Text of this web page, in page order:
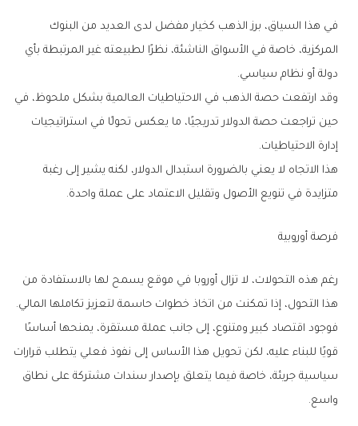
في هذا السياق، برز الذهب كخيار مفضل لدى العديد من البنوك
المركزية، خاصة في الأسواق الناشئة، نظرًا لطبيعته غير المرتبطة بأي
دولة أو نظام سياسي.
وقد ارتفعت حصة الذهب في الاحتياطيات العالمية بشكل ملحوظ، في
حين تراجعت حصة الدولار تدريجيًا، ما يعكس تحولًا في استراتيجيات
إدارة الاحتياطيات.
هذا الاتجاه لا يعني بالضرورة استبدال الدولار، لكنه يشير إلى رغبة
متزايدة في تنويع الأصول وتقليل الاعتماد على عملة واحدة.
فرصة أوروبية
رغم هذه التحولات، لا تزال أوروبا في موقع يسمح لها بالاستفادة من
هذا التحول، إذا تمكنت من اتخاذ خطوات حاسمة لتعزيز تكاملها المالي.
فوجود اقتصاد كبير ومتنوع، إلى جانب عملة مستقرة، يمنحها أساسًا
قويًا للبناء عليه، لكن تحويل هذا الأساس إلى نفوذ فعلي يتطلب قرارات
سياسية جريئة، خاصة فيما يتعلق بإصدار سندات مشتركة على نطاق
واسع.